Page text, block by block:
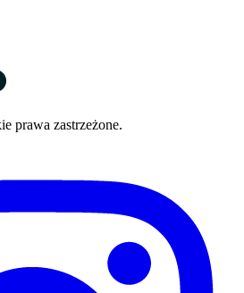
prawa zastrzeżone.